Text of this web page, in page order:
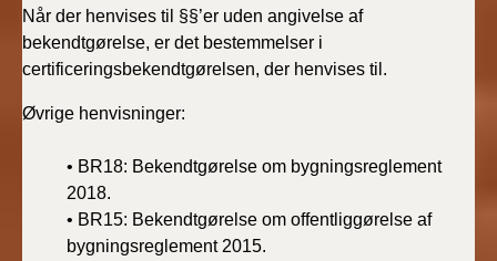
Når der henvises til §§’er uden angivelse af
bekendtgørelse, er det bestemmelser i
certificeringsbekendtgørelsen, der henvises til.
Øvrige henvisninger:
• BR18: Bekendtgørelse om bygningsreglement
2018.
• BR15: Bekendtgørelse om offentliggørelse af
bygningsreglement 2015.